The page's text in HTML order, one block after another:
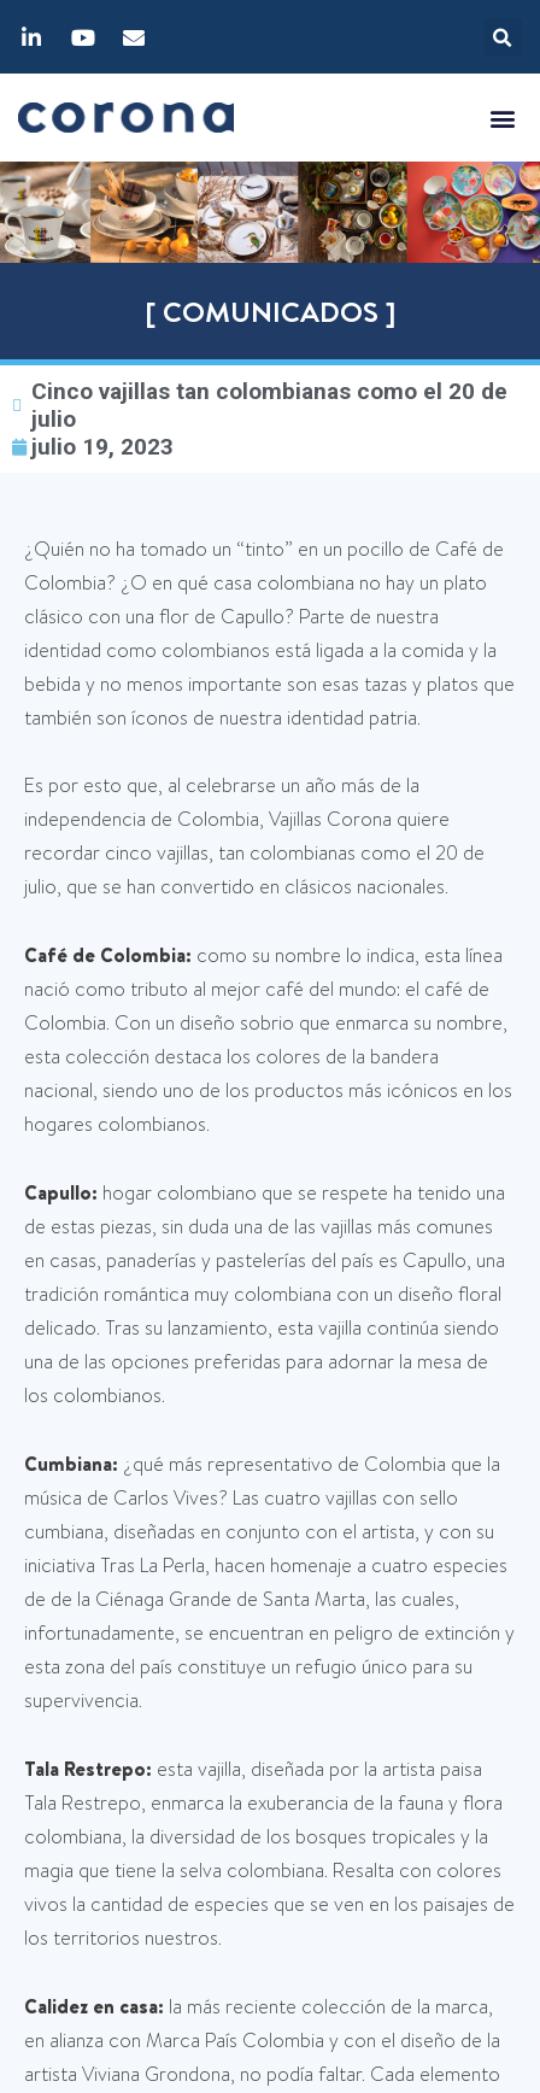
[ COMUNICADOS ]
Cinco vajillas tan colombianas como el 20 de
julio
julio 19, 2023
¿Quién no ha tomado un “tinto” en un pocillo de Café de
Colombia? ¿O en qué casa colombiana no hay un plato
clásico con una flor de Capullo? Parte de nuestra
identidad como colombianos está ligada a la comida y la
bebida y no menos importante son esas tazas y platos que
también son íconos de nuestra identidad patria.
Es por esto que, al celebrarse un año más de la
independencia de Colombia, Vajillas Corona quiere
recordar cinco vajillas, tan colombianas como el 20 de
julio, que se han convertido en clásicos nacionales.
Café de Colombia: como su nombre lo indica, esta línea
nació como tributo al mejor café del mundo: el café de
Colombia. Con un diseño sobrio que enmarca su nombre,
esta colección destaca los colores de la bandera
nacional, siendo uno de los productos más icónicos en los
hogares colombianos.
Capullo: hogar colombiano que se respete ha tenido una
de estas piezas, sin duda una de las vajillas más comunes
en casas, panaderías y pastelerías del país es Capullo, una
tradición romántica muy colombiana con un diseño floral
delicado. Tras su lanzamiento, esta vajilla continúa siendo
una de las opciones preferidas para adornar la mesa de
los colombianos.
Cumbiana: ¿qué más representativo de Colombia que la
música de Carlos Vives? Las cuatro vajillas con sello
cumbiana, diseñadas en conjunto con el artista, y con su
iniciativa Tras La Perla, hacen homenaje a cuatro especies
de de la Ciénaga Grande de Santa Marta, las cuales,
infortunadamente, se encuentran en peligro de extinción y
esta zona del país constituye un refugio único para su
supervivencia.
Tala Restrepo: esta vajilla, diseñada por la artista paisa
Tala Restrepo, enmarca la exuberancia de la fauna y flora
colombiana, la diversidad de los bosques tropicales y la
magia que tiene la selva colombiana. Resalta con colores
vivos la cantidad de especies que se ven en los paisajes de
los territorios nuestros.
Calidez en casa: la más reciente colección de la marca,
en alianza con Marca País Colombia y con el diseño de la
artista Viviana Grondona, no podía faltar. Cada elemento